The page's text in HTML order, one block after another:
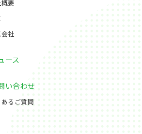
要
社
ース
い合わせ
あるご質問